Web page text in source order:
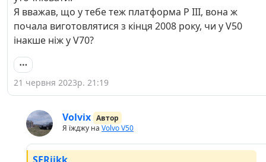
Я вважав, що у тебе теж платформа P III, вона ж
почала виготовлятися з кінця 2008 року, чи у V50
інакше ніж у V70?
21 червня 2023р. 21:19
Volvix Автор
Я їжджу на Volvo V50